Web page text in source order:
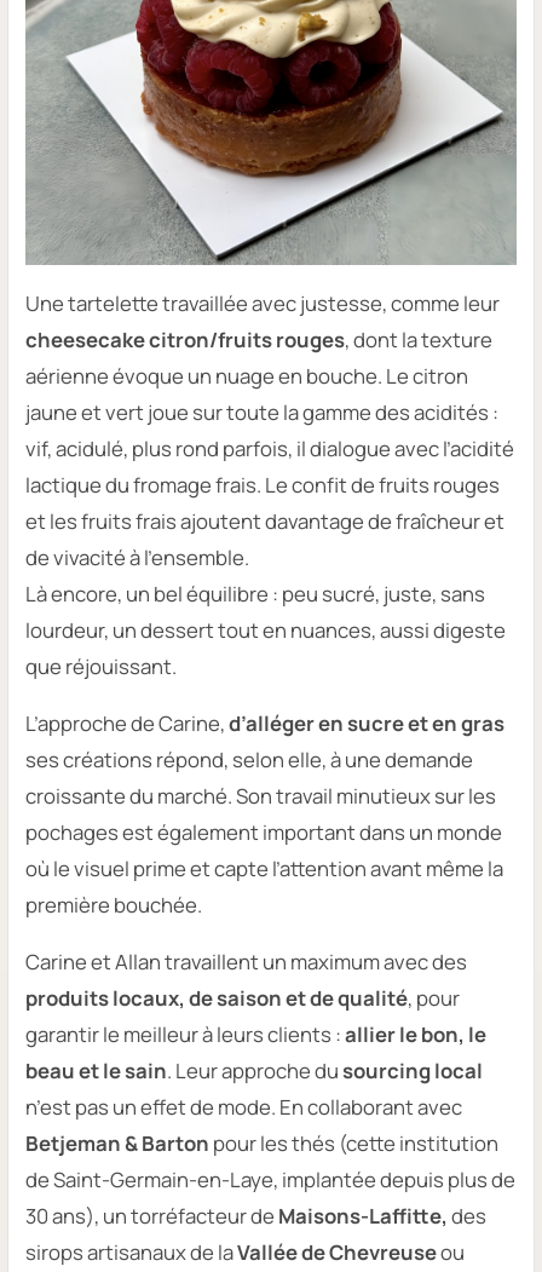
Une tartelette travaillée avec justesse, comme leur
cheesecake citron/fruits rouges, dont la texture
aérienne évoque un nuage en bouche. Le citron
jaune et vert joue sur toute la gamme des acidités :
vif, acidulé, plus rond parfois, il dialogue avec l’acidité
lactique du fromage frais. Le confit de fruits rouges
et les fruits frais ajoutent davantage de fraîcheur et
de vivacité à l’ensemble.
Là encore, un bel équilibre : peu sucré, juste, sans
lourdeur, un dessert tout en nuances, aussi digeste
que réjouissant.
L’approche de Carine,d’alléger en sucre et en gras
ses créations répond, selon elle, à une demande
croissante du marché. Son travail minutieux sur les
pochages est également important dans un monde
où le visuel prime et capte l’attention avant même la
première bouchée.
Carine et Allan travaillent un maximum avec des
produits locaux, de saison et de qualité, pour
garantir le meilleur à leurs clients :allier le bon, le
beau et le sain. Leur approche dusourcing local
n’est pas un effet de mode. En collaborant avec
Betjeman & Barton pour les thés (cette institution
de Saint-Germain-en-Laye, implantée depuis plus de
30 ans), un torréfacteur de Maisons-Laffitte, des
sirops artisanaux de laVallée de Chevreuseou